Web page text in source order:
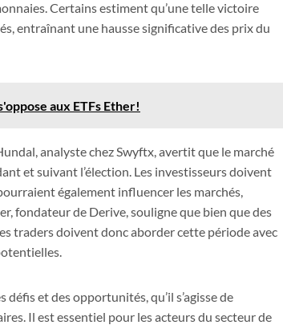
Certains estiment qu’une telle victoire
entraînant une hausse significative des prix du
aux ETFs Ether!
analyste chez Swyftx, avertit que le marché
et suivant l’élection. Les investisseurs doivent
également influencer les marchés,
fondateur de Derive, souligne que bien que des
traders doivent donc aborder cette période avec
et des opportunités, qu’il s’agisse de
Il est essentiel pour les acteurs du secteur de